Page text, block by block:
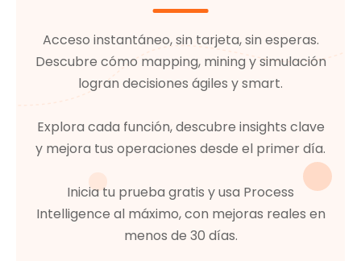
Acceso instantáneo, sin tarjeta, sin esperas.
Descubre cómo mapping, mining y simulación
logran decisiones ágiles y smart.
Explora cada función, descubre insights clave
y mejora tus operaciones desde el primer día.
Inicia tu prueba gratis y usa Process
Intelligence al máximo, con mejoras reales en
menos de 30 días.